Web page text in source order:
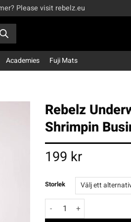
Please visit rebelz.eu
Academies Fuji Mats
Rebelz
Shrimpin
199 kr
Storlek
Rebelz Underwear Boxers